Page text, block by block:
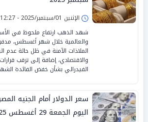
الإثنين 01/سبتمبر/2025 - 12:27 ص
شهد الذهب ارتفاع ملحوظ في
والعالمية خلال شهر أغسطس،
الملاذات الآمنة في ظل حالة عدم
والاقتصادي، إضافة إلى ترقب
الفيدرالي بشأن خفض الفائدة
سعر الدولار أمام الجنيه
اليوم الجمعة 29 أغسطس 2025